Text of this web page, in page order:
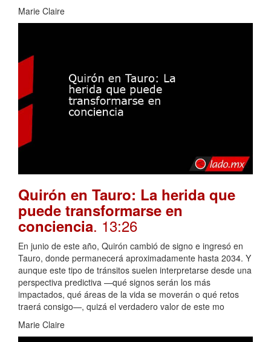
Marie Claire
Quirón en Tauro: La herida que
puede transformarse en
conciencia. 13:26
En junio de este año, Quirón cambió de signo e ingresó en
Tauro, donde permanecerá aproximadamente hasta 2034. Y
aunque este tipo de tránsitos suelen interpretarse desde una
perspectiva predictiva —qué signos serán los más
impactados, qué áreas de la vida se moverán o qué retos
traerá consigo—, quizá el verdadero valor de este mo
Marie Claire